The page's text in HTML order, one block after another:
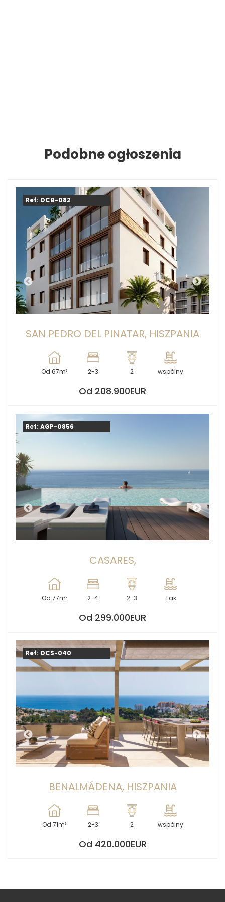
Podobne ogłoszenia
Ref: DCB-082
SAN PEDRO DEL PINATAR, HISZPANIA
Od 67m² 2-3 2 wspólny
Od 208.900EUR
Ref: AGP-0856
CASARES,
Od 77m² 2-4 2-3 Tak
Od 299.000EUR
Ref: DCS-040
BENALMÁDENA, HISZPANIA
Od 71m² 2-3 2 wspólny
Od 420.000EUR